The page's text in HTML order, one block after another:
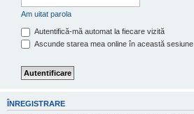
Am uitat parola
Autentifică-mă automat la fiecare vizită
Ascunde starea mea online în această sesiune
ÎNREGISTRARE